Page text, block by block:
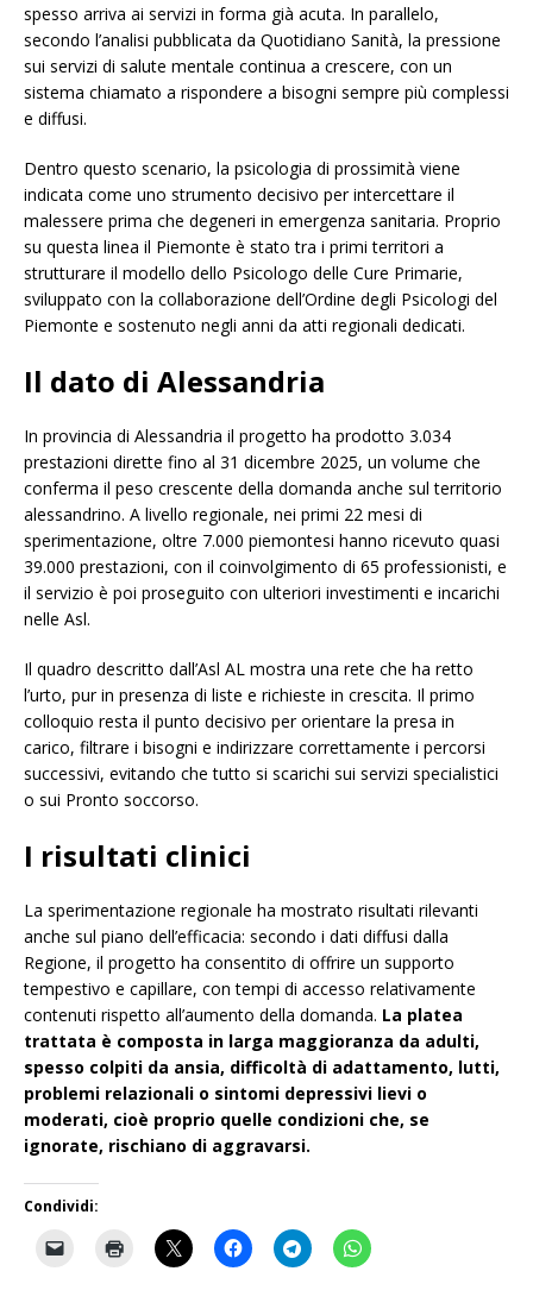
spesso arriva ai servizi in forma già acuta. In parallelo,
secondo l’analisi pubblicata da Quotidiano Sanità, la pressione
sui servizi di salute mentale continua a crescere, con un
sistema chiamato a rispondere a bisogni sempre più complessi
e diffusi.
Dentro questo scenario, la psicologia di prossimità viene
indicata come uno strumento decisivo per intercettare il
malessere prima che degeneri in emergenza sanitaria. Proprio
su questa linea il Piemonte è stato tra i primi territori a
strutturare il modello dello Psicologo delle Cure Primarie,
sviluppato con la collaborazione dell’Ordine degli Psicologi del
Piemonte e sostenuto negli anni da atti regionali dedicati.
Il dato di Alessandria
In provincia di Alessandria il progetto ha prodotto 3.034
prestazioni dirette fino al 31 dicembre 2025, un volume che
conferma il peso crescente della domanda anche sul territorio
alessandrino. A livello regionale, nei primi 22 mesi di
sperimentazione, oltre 7.000 piemontesi hanno ricevuto quasi
39.000 prestazioni, con il coinvolgimento di 65 professionisti, e
il servizio è poi proseguito con ulteriori investimenti e incarichi
nelle Asl.
Il quadro descritto dall’Asl AL mostra una rete che ha retto
l’urto, pur in presenza di liste e richieste in crescita. Il primo
colloquio resta il punto decisivo per orientare la presa in
carico, filtrare i bisogni e indirizzare correttamente i percorsi
successivi, evitando che tutto si scarichi sui servizi specialistici
o sui Pronto soccorso.
I risultati clinici
La sperimentazione regionale ha mostrato risultati rilevanti
anche sul piano dell’efficacia: secondo i dati diffusi dalla
Regione, il progetto ha consentito di offrire un supporto
tempestivo e capillare, con tempi di accesso relativamente
contenuti rispetto all’aumento della domanda. La platea
trattata è composta in larga maggioranza da adulti,
spesso colpiti da ansia, difficoltà di adattamento, lutti,
problemi relazionali o sintomi depressivi lievi o
moderati, cioè proprio quelle condizioni che, se
ignorate, rischiano di aggravarsi.
Condividi: